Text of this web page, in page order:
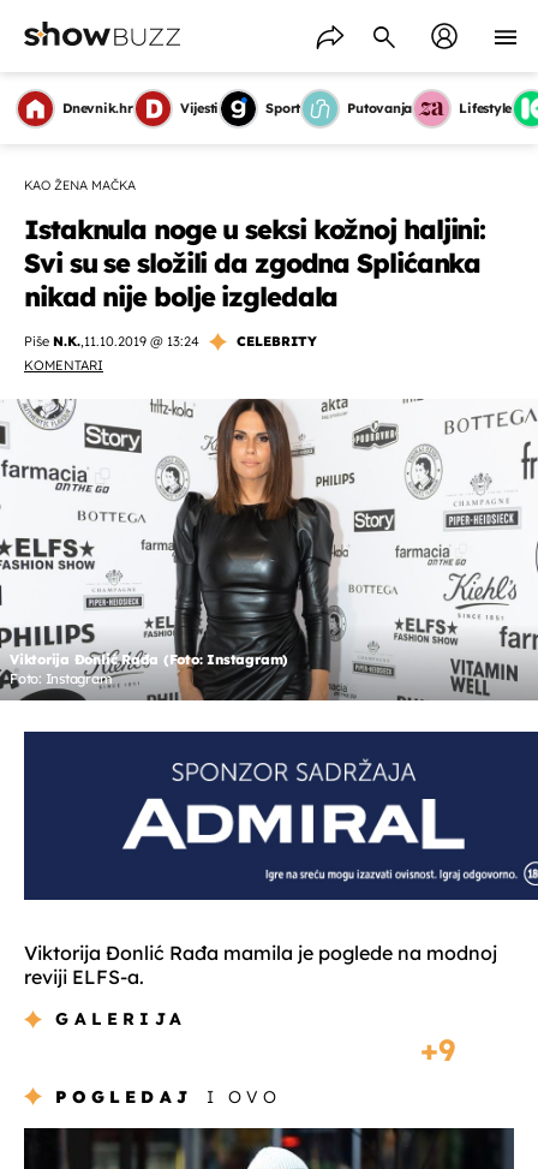
Dnevnik.hr Vijesti Sport Putovanja Lifestyle
KAO ŽENA MAČKA
Istaknula noge u seksi kožnoj haljini:
Svi su se složili da zgodna Splićanka
nikad nije bolje izgledala
Piše N.K.,11.10.2019 @ 13:24
CELEBRITY
KOMENTARI
Viktorija Đonlić Rađa (Foto: Instagram)
Foto: Instagram
Viktorija Đonlić Rađa mamila je poglede na modnoj
reviji ELFS-a.
GALERIJA
9
POGLEDAJ I OVO
OMOGUĆI OBAVIJESTI